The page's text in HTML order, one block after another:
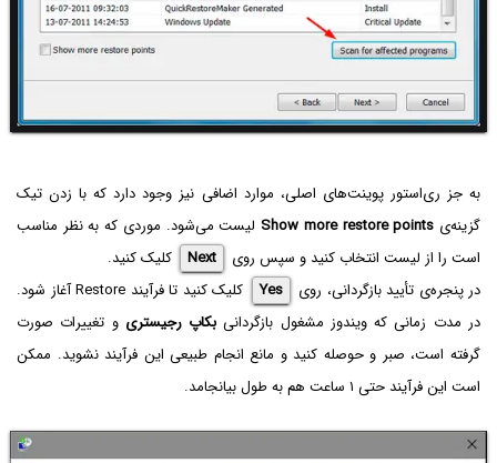
به جز ری‌استور پوینت‌های اصلی، موارد اضافی نیز وجود دارد که با زدن تیک
گزینه‌ی Show more restore points لیست می‌شود. موردی که به نظر مناسب
است را از لیست انتخاب کنید و سپس روی
Next
کلیک کنید.
در پنجره‌ی تأیید بازگردانی، روی
Yes
کلیک کنید تا فرآیند Restore آغاز شود.
در مدت زمانی که ویندوز مشغول بازگردانی بکاپ رجیستری و تغییرات صورت
گرفته است، صبر و حوصله کنید و مانع انجام طبیعی این فرآیند نشوید. ممکن
است این فرآیند حتی ۱ ساعت هم به طول بیانجامد.